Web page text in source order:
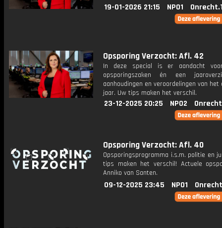
19-01-2026 21:15 NPO1
Opsporing Verzocht: Afl. 42
In deze special is er aandacht
opsporingszaken én een
aanhoudingen en veroordelingen van het
jaar. Uw tips maken het verschil.
23-12-2025 20:25 NPO2
Opsporing Verzocht: Afl. 40
Opsporingsprogramma i.s.m. politie en
tips maken het verschil! Actuele
Anniko van Santen.
09-12-2025 23:45 NPO1